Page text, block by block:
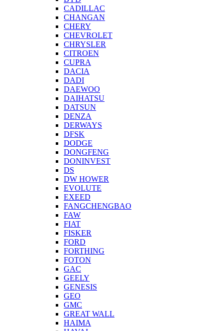
CADILLAC
CHANGAN
CHERY
CHEVROLET
CHRYSLER
CITROEN
CUPRA
DACIA
DADI
DAEWOO
DAIHATSU
DATSUN
DENZA
DERWAYS
DFSK
DODGE
DONGFENG
DONINVEST
DS
DW HOWER
EVOLUTE
EXEED
FANGCHENGBAO
FAW
FIAT
FISKER
FORD
FORTHING
FOTON
GAC
GEELY
GENESIS
GEO
GMC
GREAT WALL
HAIMA